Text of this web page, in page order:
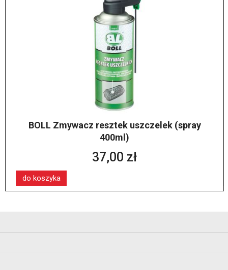
BOLL Zmywacz resztek uszczelek (spray
400ml)
37,00 zł
do koszyka